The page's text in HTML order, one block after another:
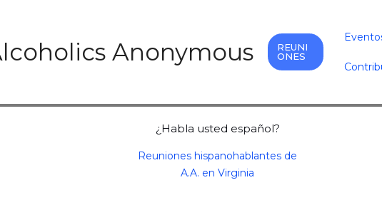
Anonymous
REUNI
ONES
¿Habla usted español?
Reuniones hispanohablantes de
A.A. en Virginia